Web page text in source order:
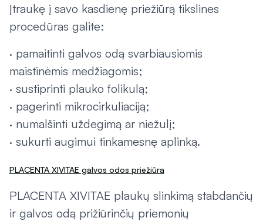
Įtraukę į savo kasdienę priežiūrą tikslines
procedūras galite:
· pamaitinti galvos odą svarbiausiomis
maistinėmis medžiagomis;
· sustiprinti plauko folikulą;
· pagerinti mikrocirkuliaciją;
· numalšinti uždegimą ar niežulį;
· sukurti augimui tinkamesnę aplinką.
PLACENTA XIVITAE galvos odos priežiūra
PLACENTA XIVITAE plaukų slinkimą stabdančių
ir galvos odą prižiūrinčių priemonių